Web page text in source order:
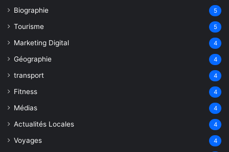
Biographie 5
Tourisme 5
Marketing Digital 4
Géographie 4
transport 4
Fitness 4
Médias 4
Actualités Locales 4
Voyages 4